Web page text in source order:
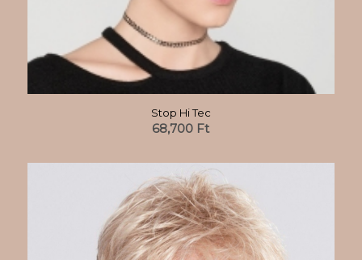
Stop Hi Tec
68,700 Ft